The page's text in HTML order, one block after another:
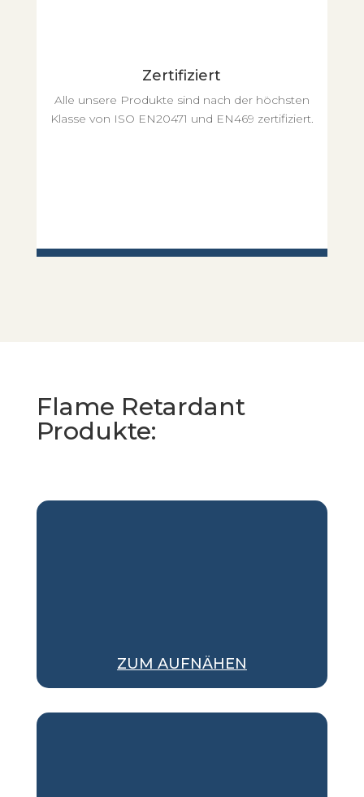
Zertifiziert
Alle unsere Produkte sind nach der höchsten
Klasse von ISO EN20471 und EN469 zertifiziert.
Flame Retardant
Produkte:
ZUM AUFNÄHEN